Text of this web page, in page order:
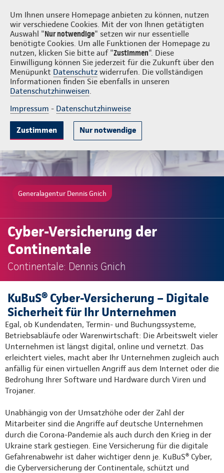
Um Ihnen unsere Homepage anbieten zu können, nutzen
wir verschiedene Cookies. Mit der von Ihnen getätigten
Auswahl "Nur notwendige" setzen wir nur essentielle
benötigte Cookies. Um alle Funktionen der Homepage zu
nutzen, klicken Sie bitte auf "Zustimmen". Diese
Einwilligung können Sie jederzeit für die Zukunft über den
Menüpunkt Datenschutz widerrufen. Die vollständigen
Informationen finden Sie ebenfalls in unseren
Datenschutzhinweisen.
Impressum - Datenschutzhinweise
Zustimmen Nur notwendige
Dennis Gnich Login
Gute Gründe Tarife & Leistungen Wissenswertes Beratung &
Generalagentur Dennis Gnich
Cyber-Versicherung der
Continentale
Continentale: Dennis Gnich
KuBuS® Cyber-Versicherung – Digitale
Sicherheit für Ihr Unternehmen
Egal, ob Kundendaten, Termin- und Buchungssysteme,
Betriebsabläufe oder Warenwirtschaft: Die Arbeitswelt vieler
Unternehmen ist längst digital, online und vernetzt. Das
erleichtert vieles, macht aber Ihr Unternehmen zugleich auch
anfällig für einen virtuellen Angriff aus dem Internet oder die
Bedrohung Ihrer Software und Hardware durch Viren und
Trojaner.
Unabhängig von der Umsatzhöhe oder der Zahl der
Mitarbeiter sind die Angriffe auf deutsche Unternehmen
durch die Corona-Pandemie als auch durch den Krieg in der
Ukraine stark gestiegen. Eine Versicherung für die digitale
Gefahrenabwehr ist daher wichtiger denn je. KuBuS® Cyber,
die Cyberversicherung der Continentale, schützt und